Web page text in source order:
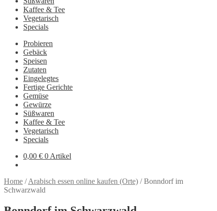
Kaffee & Tee
Vegetarisch
Specials
Probieren
Gebäck
Speisen
Zutaten
Eingelegtes
Fertige Gerichte
Gemüse
Gewürze
Süßwaren
Kaffee & Tee
Vegetarisch
Specials
0,00 € 0 Artikel
Home /Arabisch essen online kaufen (Orte) /Bonndorf im
Schwarzwald